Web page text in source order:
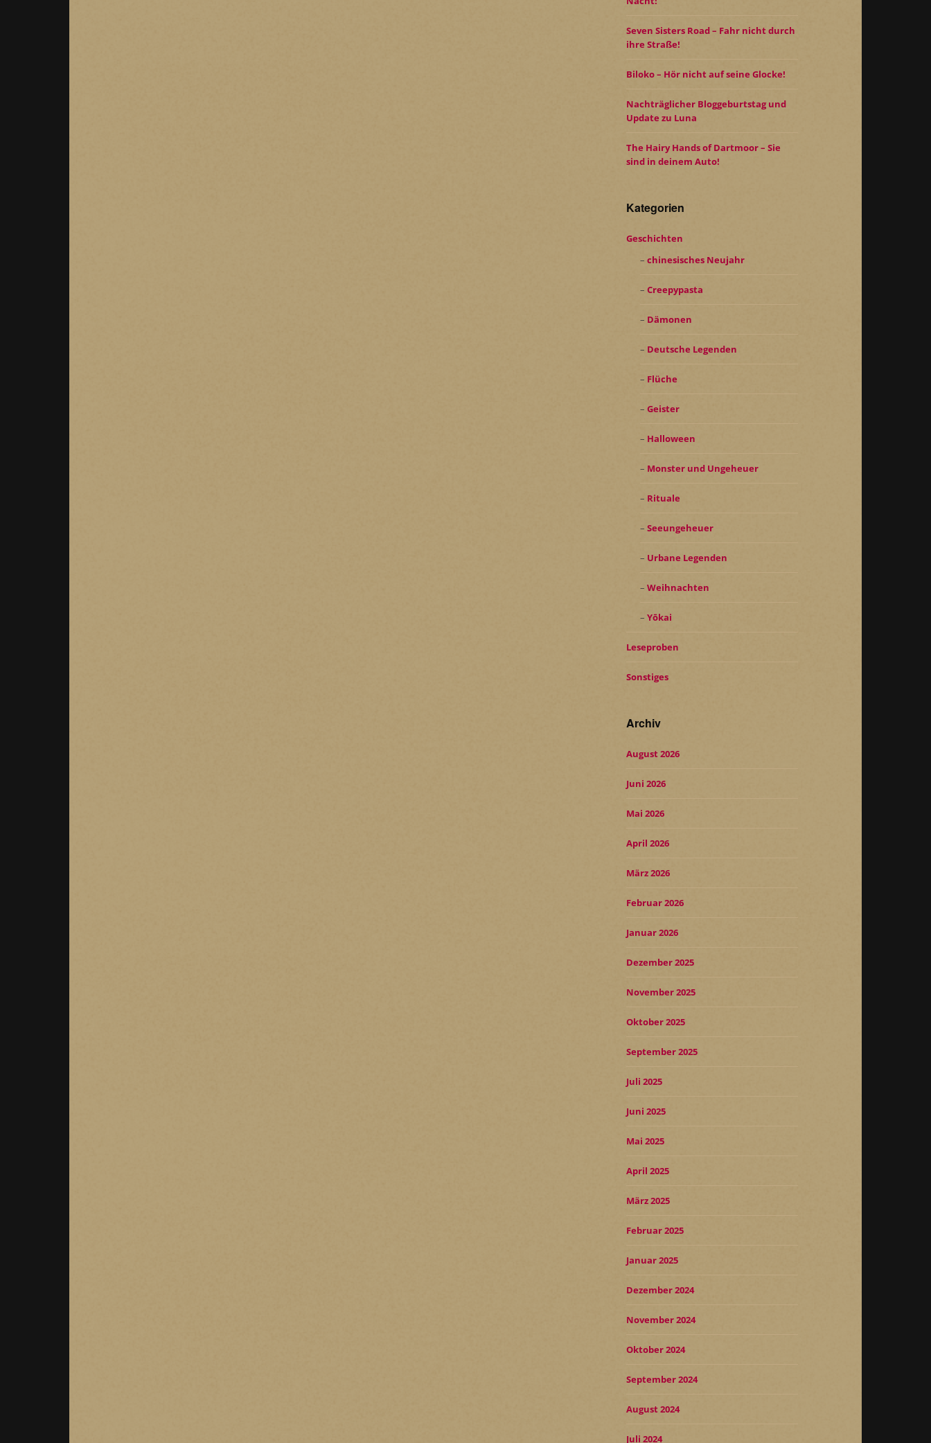
Seven Sisters Road – Fahr nicht durch
ihre Straße!
Biloko – Hör nicht auf seine Glocke!
Nachträglicher Bloggeburtstag und
Update zu Luna
The Hairy Hands of Dartmoor – Sie
sind in deinem Auto!
Kategorien
Geschichten
chinesisches Neujahr
Creepypasta
Dämonen
Deutsche Legenden
Flüche
Geister
Halloween
Monster und Ungeheuer
Rituale
Seeungeheuer
Urbane Legenden
Weihnachten
Yōkai
Leseproben
Sonstiges
Archiv
August 2026
Juni 2026
Mai 2026
April 2026
März 2026
Februar 2026
Januar 2026
Dezember 2025
November 2025
Oktober 2025
September 2025
Juli 2025
Juni 2025
Mai 2025
April 2025
März 2025
Februar 2025
Januar 2025
Dezember 2024
November 2024
Oktober 2024
September 2024
August 2024
Juli 2024